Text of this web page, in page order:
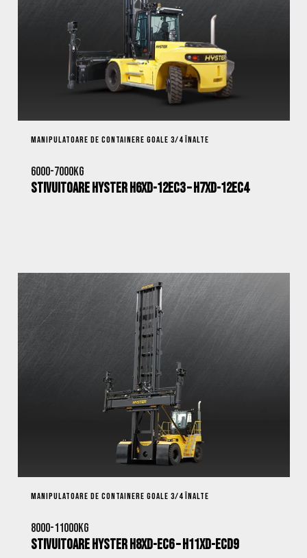
MANIPULATOARE DE CONTAINERE GOALE 3/4 ÎNALTE
6000-7000kg
Stivuitoare Hyster H6XD-12EC3 – H7XD-12EC4
MANIPULATOARE DE CONTAINERE GOALE 3/4 ÎNALTE
8000-11000kg
Stivuitoare Hyster H8XD-EC6 – H11XD-ECD9